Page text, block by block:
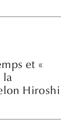
et «
la
Hiroshi